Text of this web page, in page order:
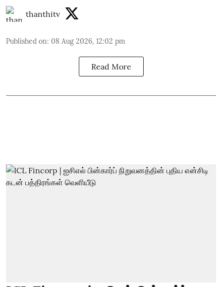
thanthitv
Published on: 08 Aug 2026, 12:02 pm
Read More